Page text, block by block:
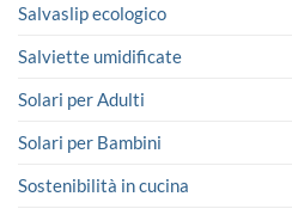
Salvaslip ecologico
Salviette umidificate
Solari per Adulti
Solari per Bambini
Sostenibilità in cucina